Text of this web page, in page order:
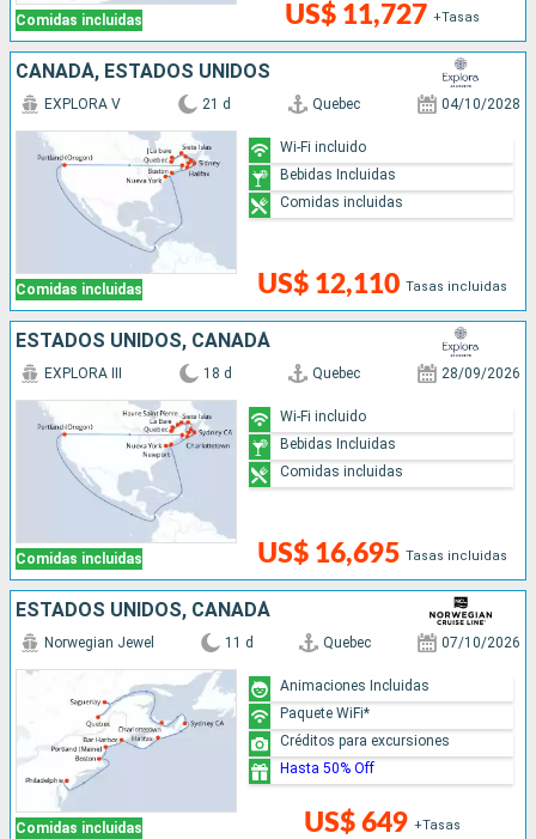
Comidas incluidas US$ 11,727 +Tasas
CANADÁ, ESTADOS UNIDOS
Comidas incluidas
EXPLORA V 21 d Quebec 04/10/2028
US$ 12,110 Tasas incluidas
Wi-Fi incluido
Bebidas Incluidas
Comidas incluidas
ESTADOS UNIDOS, CANADÁ
Comidas incluidas
EXPLORA III 18 d Quebec 28/09/2026
US$ 16,695 Tasas incluidas
Wi-Fi incluido
Bebidas Incluidas
Comidas incluidas
ESTADOS UNIDOS, CANADÁ
Comidas incluidas
Norwegian Jewel 11 d Quebec 07/10/2026
US$ 649 +Tasas
Animaciones Incluidas
Paquete WiFi*
Créditos para excursiones
Hasta 50% Off